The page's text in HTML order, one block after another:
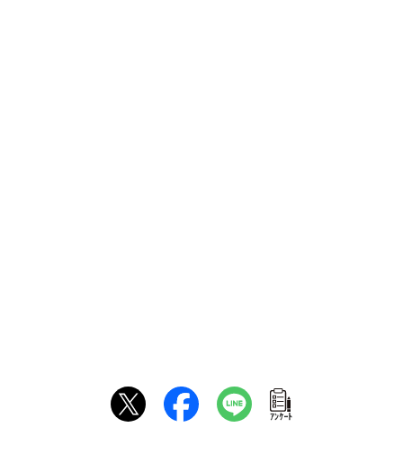
ｱﾝｹｰﾄ